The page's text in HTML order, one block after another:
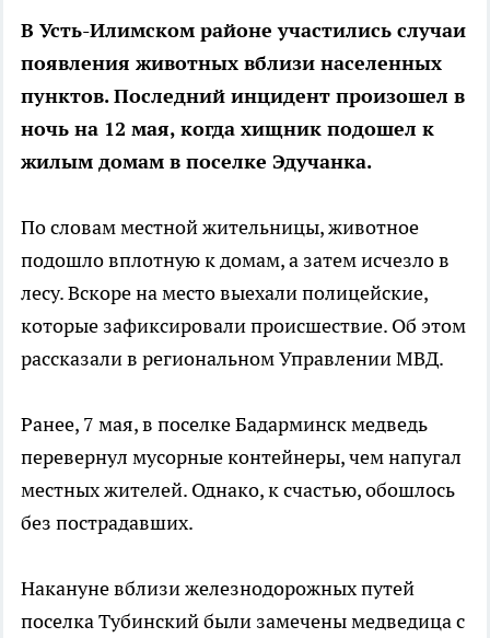
В Усть-Илимском районе участились случаи
появления животных вблизи населенных
пунктов. Последний инцидент произошел в
ночь на 12 мая, когда хищник подошел к
жилым домам в поселке Эдучанка.
По словам местной жительницы, животное
подошло вплотную к домам, а затем исчезло в
лесу. Вскоре на место выехали полицейские,
которые зафиксировали происшествие. Об этом
рассказали в региональном Управлении МВД.
Ранее, 7 мая, в поселке Бадарминск медведь
перевернул мусорные контейнеры, чем напугал
местных жителей. Однако, к счастью, обошлось
без пострадавших.
Накануне вблизи железнодорожных путей
поселка Тубинский были замечены медведица с